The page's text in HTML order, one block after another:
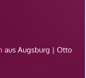
aus Augsburg | Otto